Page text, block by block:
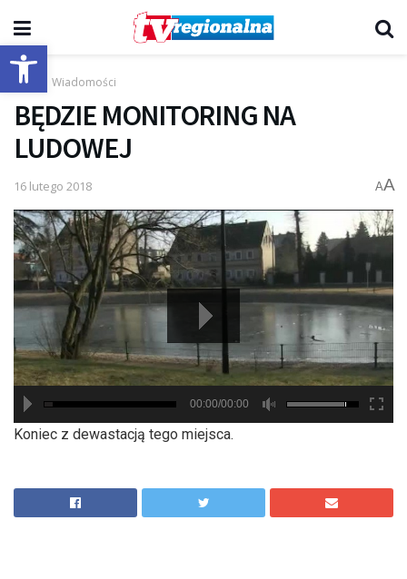
Otwórz pasek narzędzi
Start Wiadomości
BĘDZIE MONITORING NA
LUDOWEJ
16 lutego 2018 AA
00:00/00:00
Koniec z dewastacją tego miejsca.